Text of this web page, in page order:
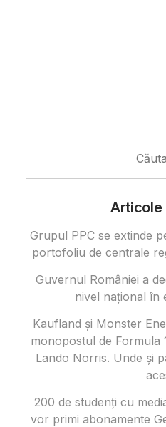
Articole
Grupul PPC se extinde
portofoliu de centrale
Guvernul României a
nivel național în
Kaufland și Monster
monopostul de Formula
Lando Norris. Unde și
200 de studenți cu
vor primi abonamente